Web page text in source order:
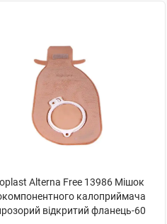
Alterna Free 13986 Мішок
калоприймача
відкритий фланець-60